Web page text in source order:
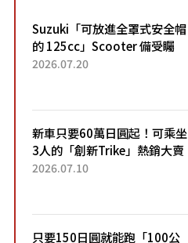
Suzuki「可放進全罩式安全帽
的 125cc」Scooter 備受矚
目！採用全新流線設計與各項
2026.07.20
新車只要60萬日圓起！可乘坐
3人的「創新Trike」熱銷大賣
成為人氣車款！「養車成本真
2026.07.10
只要150日圓就能跑「100公